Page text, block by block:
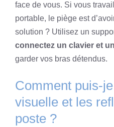
face de vous. Si vous
portable, le piège est
solution ? Utilisez un
connectez un clavier et
garder vos bras détendus.
Comment puis-
visuelle et les
poste ?